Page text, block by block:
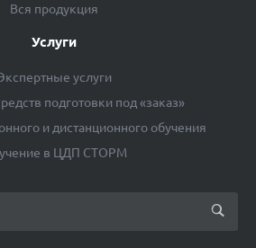
Вся продукция
Услуги
услуги
подготовки под «заказ»
и дистанционного обучения
в ЦДП СТОРМ